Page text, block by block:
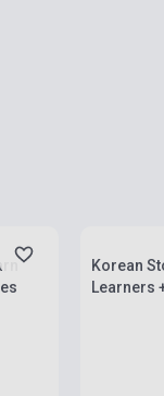
Korean
Learners